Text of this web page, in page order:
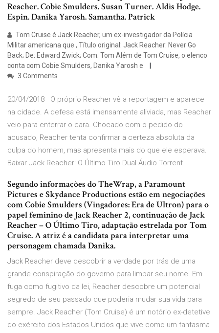
Reacher. Cobie Smulders. Susan Turner. Aldis Hodge.
Espin. Danika Yarosh. Samantha. Patrick
Tom Cruise é Jack Reacher, um ex-investigador da Polícia
Militar americana que , Título original: Jack Reacher: Never Go
Back; De: Edward Zwick; Com: Tom Além de Tom Cruise, o elenco
conta com Cobie Smulders, Danika Yarosh e
3 Comments
20/04/2018 · O próprio Reacher vê a reportagem e aparece
na cidade. A defesa está imensamente aliviada, mas Reacher
veio para enterrar o cara. Chocado com o pedido do
acusado, Reacher tenta confirmar a certeza absoluta da
culpa do homem, mas apresenta mais do que ele esperava.
Baixar Jack Reacher: O Último Tiro Dual Áudio Torrent
Segundo informações do TheWrap, a Paramount
Pictures e Skydance Productions estão em negociações
com Cobie Smulders (Vingadores: Era de Ultron) para o
papel feminino de Jack Reacher 2, continuação de Jack
Reacher – O Último Tiro, adaptação estrelada por Tom
Cruise. A atriz é a candidata para interpretar uma
personagem chamada Danika.
Jack Reacher deve descobrir a verdade por trás de uma
grande conspiração do governo para limpar seu nome. Em
fuga como fugitivo da lei, Reacher descobre um potencial
segredo de seu passado que poderia mudar sua vida para
sempre. Jack Reacher (Tom Cruise) é um notório ex-detetive
do exército dos Estados Unidos que vive como um fantasma